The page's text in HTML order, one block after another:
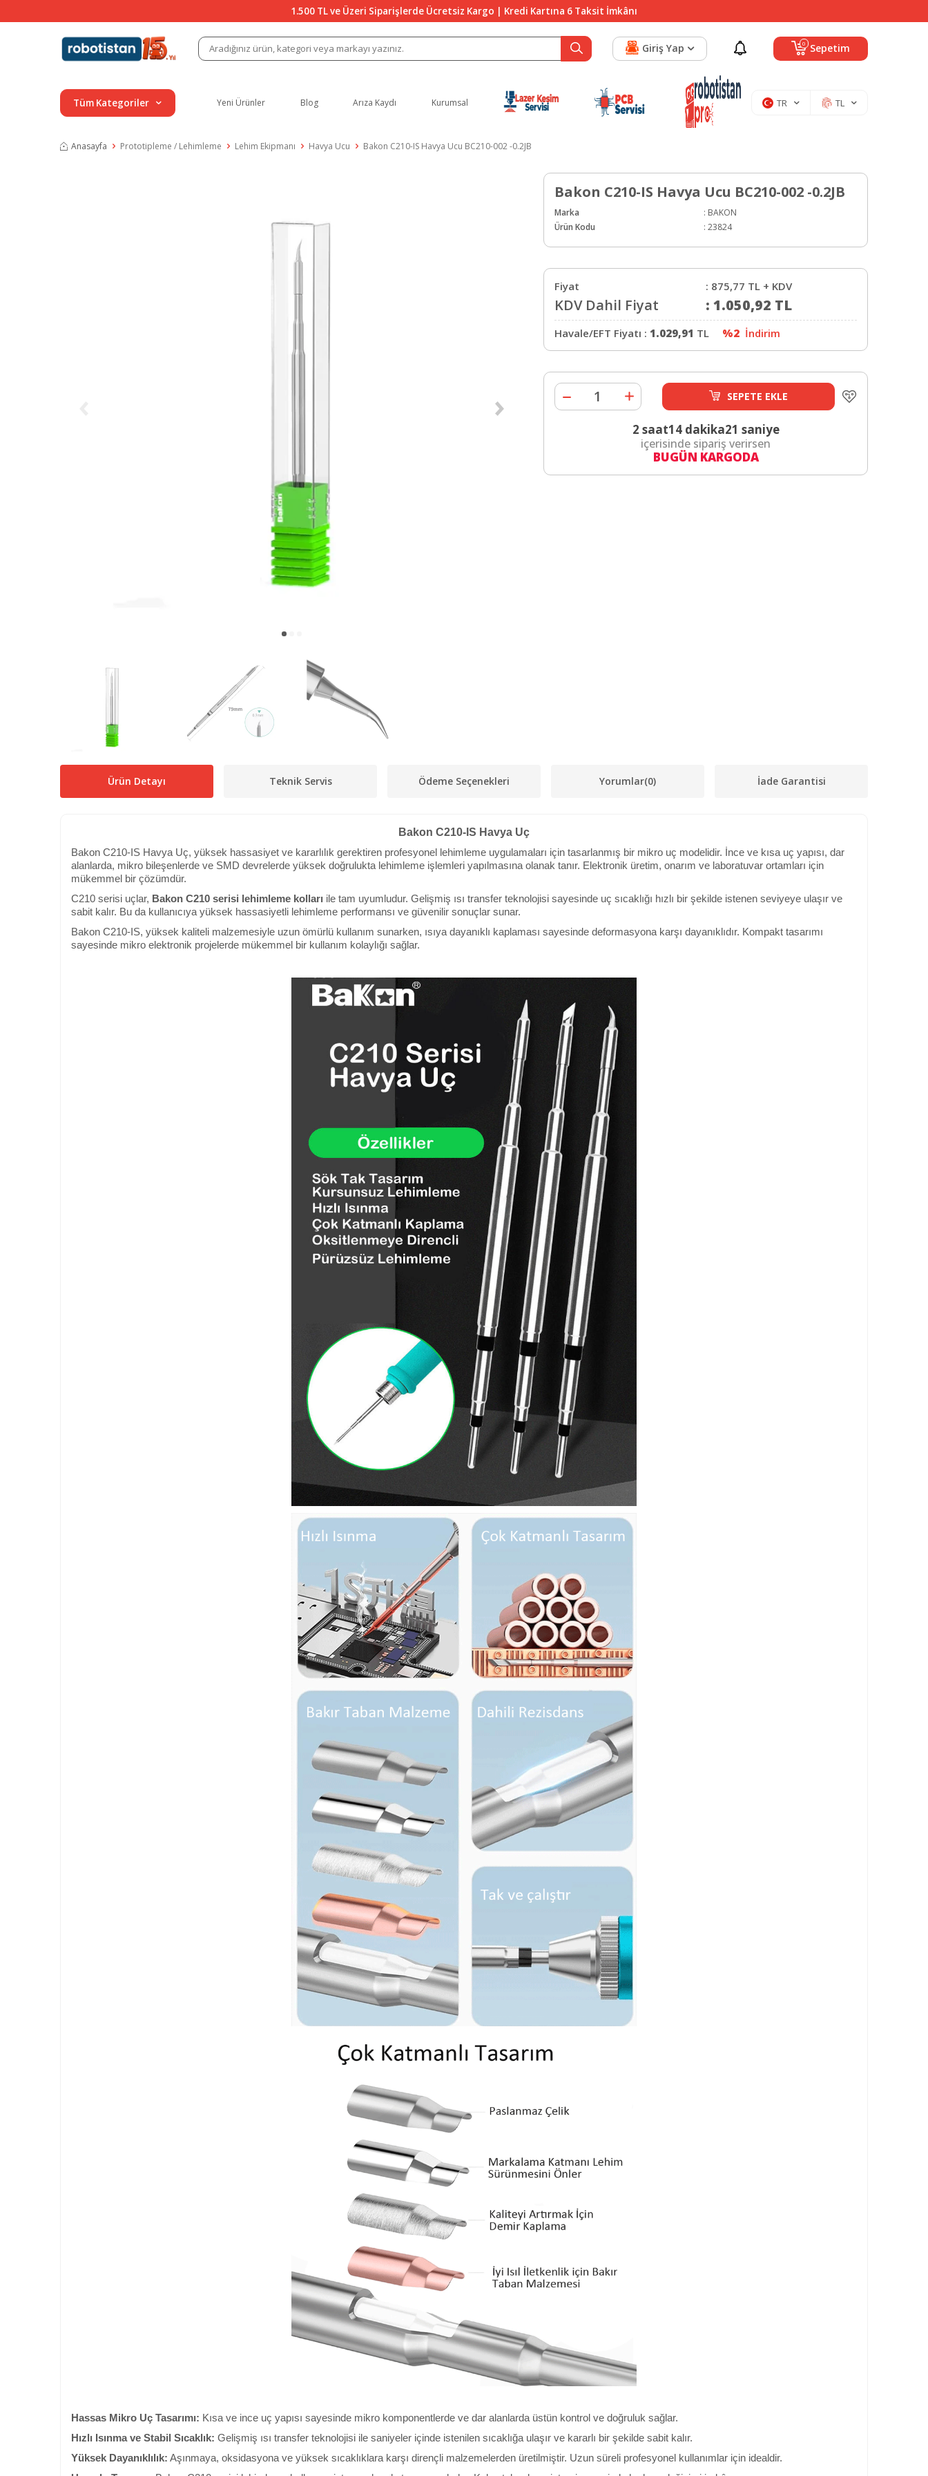
1.500 TL ve Üzeri Siparişlerde Ücretsiz Kargo | Kredi Kartına 6 Taksit İmkânı
0 Sepetim
Giriş Yap
Tüm Kategoriler Yeni Ürünler Blog Arıza Kaydı Kurumsal TR TL
Anasayfa Prototipleme / Lehimleme Lehim Ekipmanı Havya Ucu Bakon C210-IS Havya Ucu BC210-002 -0.2JB
Bakon C210-IS Havya Ucu BC210-002 -0.2JB
Marka : BAKON
Ürün Kodu
: 23824
Fiyat : 875,77 TL + KDV
KDV Dahil Fiyat : 1.050,92 TL
Havale/EFT Fiyatı : 1.029,91 TL %2 İndirim
SEPETE EKLE
2 saat14 dakika20 saniye
içerisinde sipariş verirsen
BUGÜN KARGODA
Ürün Detayı Teknik Servis Ödeme Seçenekleri Yorumlar(0) İade Garantisi
Bakon C210-IS Havya Uç
Bakon C210-IS Havya Uç, yüksek hassasiyet ve kararlılık gerektiren profesyonel lehimleme uygulamaları için tasarlanmış bir mikro uç modelidir. İnce ve kısa uç yapısı, dar
alanlarda, mikro bileşenlerde ve SMD devrelerde yüksek doğrulukta lehimleme işlemleri yapılmasına olanak tanır. Elektronik üretim, onarım ve laboratuvar ortamları için
mükemmel bir çözümdür.
C210 serisi uçlar, Bakon C210 serisi lehimleme kolları ile tam uyumludur. Gelişmiş ısı transfer teknolojisi sayesinde uç sıcaklığı hızlı bir şekilde istenen seviyeye ulaşır ve
sabit kalır. Bu da kullanıcıya yüksek hassasiyetli lehimleme performansı ve güvenilir sonuçlar sunar.
Bakon C210-IS, yüksek kaliteli malzemesiyle uzun ömürlü kullanım sunarken, ısıya dayanıklı kaplaması sayesinde deformasyona karşı dayanıklıdır. Kompakt tasarımı
sayesinde mikro elektronik projelerde mükemmel bir kullanım kolaylığı sağlar.
Hassas Mikro Uç Tasarımı: Kısa ve ince uç yapısı sayesinde mikro komponentlerde ve dar alanlarda üstün kontrol ve doğruluk sağlar.
Hızlı Isınma ve Stabil Sıcaklık: Gelişmiş ısı transfer teknolojisi ile saniyeler içinde istenilen sıcaklığa ulaşır ve kararlı bir şekilde sabit kalır.
Yüksek Dayanıklılık: Aşınmaya, oksidasyona ve yüksek sıcaklıklara karşı dirençli malzemelerden üretilmiştir. Uzun süreli profesyonel kullanımlar için idealdir.